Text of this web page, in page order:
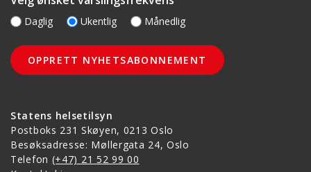
Statens helsetilsyn
Postboks 231 Skøyen, 0213 Oslo
Besøksadresse: Møllergata 24, Oslo
Telefon (+47) 21 52 99 00
Daglig Ukentlig Månedlig